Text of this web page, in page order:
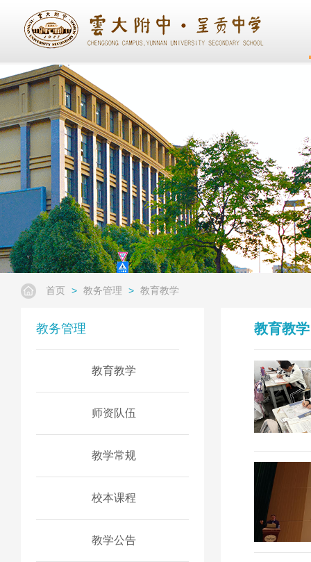
首页 > 教务管理 > 教育教学
教务管理
教育教学
师资队伍
教学常规
校本课程
教学公告
教育教学